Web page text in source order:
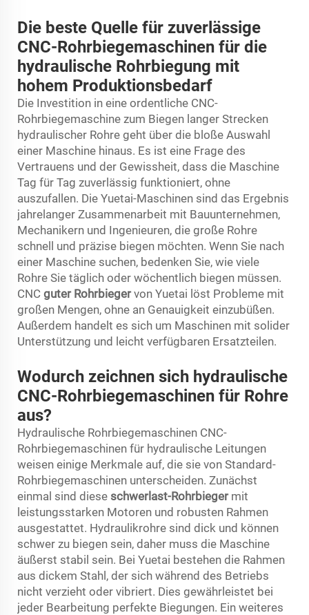
Die beste Quelle für zuverlässige
CNC-Rohrbiegemaschinen für die
hydraulische Rohrbiegung mit
hohem Produktionsbedarf
Die Investition in eine ordentliche CNC-
Rohrbiegemaschine zum Biegen langer Strecken
hydraulischer Rohre geht über die bloße Auswahl
einer Maschine hinaus. Es ist eine Frage des
Vertrauens und der Gewissheit, dass die Maschine
Tag für Tag zuverlässig funktioniert, ohne
auszufallen. Die Yuetai-Maschinen sind das Ergebnis
jahrelanger Zusammenarbeit mit Bauunternehmen,
Mechanikern und Ingenieuren, die große Rohre
schnell und präzise biegen möchten. Wenn Sie nach
einer Maschine suchen, bedenken Sie, wie viele
Rohre Sie täglich oder wöchentlich biegen müssen.
CNC guter Rohrbiegervon Yuetai löst Probleme mit
großen Mengen, ohne an Genauigkeit einzubüßen.
Außerdem handelt es sich um Maschinen mit solider
Unterstützung und leicht verfügbaren Ersatzteilen.
Wodurch zeichnen sich hydraulische
CNC-Rohrbiegemaschinen für Rohre
aus?
Hydraulische Rohrbiegemaschinen CNC-
Rohrbiegemaschinen für hydraulische Leitungen
weisen einige Merkmale auf, die sie von Standard-
Rohrbiegemaschinen unterscheiden. Zunächst
einmal sind diese schwerlast-Rohrbieger mit
leistungsstarken Motoren und robusten Rahmen
ausgestattet. Hydraulikrohre sind dick und können
schwer zu biegen sein, daher muss die Maschine
äußerst stabil sein. Bei Yuetai bestehen die Rahmen
aus dickem Stahl, der sich während des Betriebs
nicht verzieht oder vibriert. Dies gewährleistet bei
jeder Bearbeitung perfekte Biegungen. Ein weiteres